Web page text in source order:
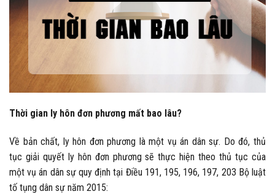
Thời gian ly hôn đơn phương mất bao lâu?
Về bản chất, ly hôn đơn phương là một vụ án dân sự. Do đó, thủ
tục giải quyết ly hôn đơn phương sẽ thực hiện theo thủ tục của
một vụ án dân sự quy định tại Điều 191, 195, 196, 197, 203 Bộ luật
tố tụng dân sự năm 2015: